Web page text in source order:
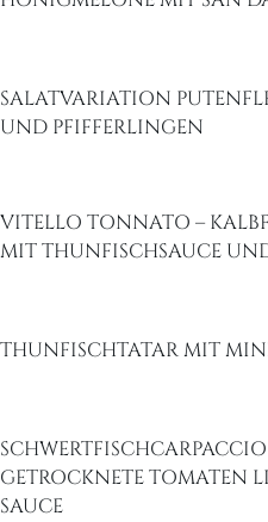
SALATVARIATION
UND PFIFFERLINGEN
VITELLO TONNATO –
MIT THUNFISCHSAUCE
THUNFISCHTATAR MIT
GETROCKNETE TOMATEN
SAUCE